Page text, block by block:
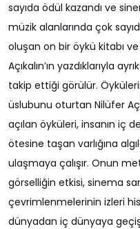
sayıda ödül kazandı ve
müzik alanlarında çok
oluşan on bir öykü kitabı
Açıkalın’ın yazdıklarıyla
takip ettiği görülür.
üslubunu oturtan Nilüfer
açılan öyküleri, insanın iç
ötesine taşan varlığına
ulaşmaya çalışır. Onun
görselliğin etkisi, sinema
çevrimlenmelerinin izleri
dünyadan iç dünyaya